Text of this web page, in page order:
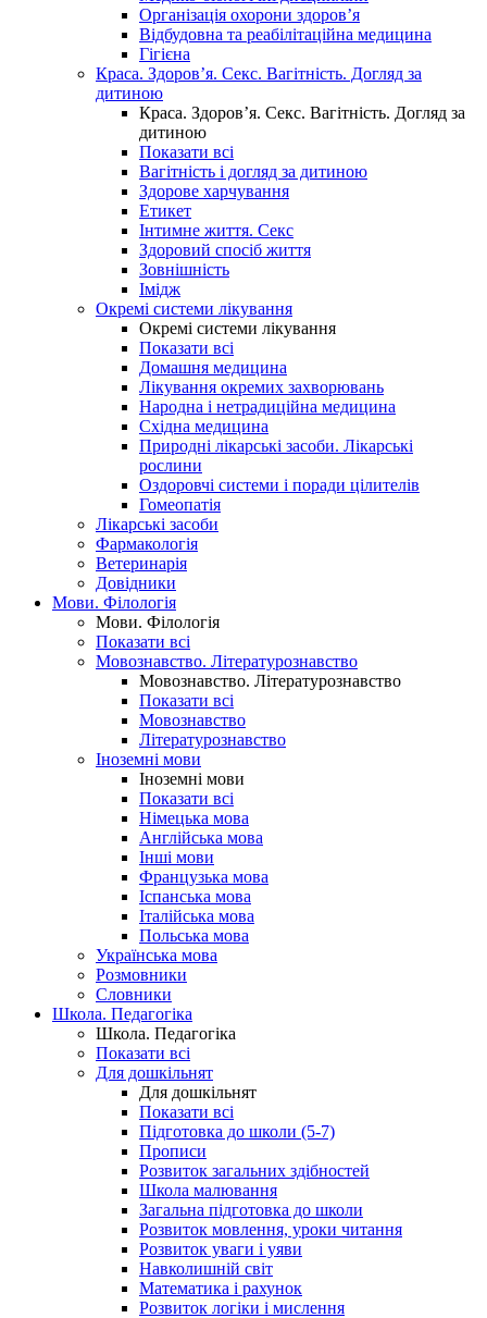
Організація охорони здоров’я
Відбудовна та реабілітаційна медицина
Гігієна
Краса. Здоров’я. Секс. Вагітність. Догляд за
дитиною
Краса. Здоров’я. Секс. Вагітність. Догляд за
дитиною
Показати всі
Вагітність і догляд за дитиною
Здорове харчування
Етикет
Інтимне життя. Секс
Здоровий спосіб життя
Зовнішність
Імідж
Окремі системи лікування
Окремі системи лікування
Показати всі
Домашня медицина
Лікування окремих захворювань
Народна і нетрадиційна медицина
Східна медицина
Природні лікарські засоби. Лікарські
рослини
Оздоровчі системи і поради цілителів
Гомеопатія
Лікарські засоби
Фармакологія
Ветеринарія
Довідники
Мови. Філологія
Мови. Філологія
Показати всі
Мовознавство. Літературознавство
Мовознавство. Літературознавство
Показати всі
Мовознавство
Літературознавство
Іноземні мови
Іноземні мови
Показати всі
Німецька мова
Англійська мова
Інші мови
Французька мова
Іспанська мова
Італійська мова
Польська мова
Українська мова
Розмовники
Словники
Школа. Педагогіка
Школа. Педагогіка
Показати всі
Для дошкільнят
Для дошкільнят
Показати всі
Підготовка до школи (5-7)
Прописи
Розвиток загальних здібностей
Школа малювання
Загальна підготовка до школи
Розвиток мовлення, уроки читання
Розвиток уваги і уяви
Навколишній світ
Математика і рахунок
Розвиток логіки і мислення